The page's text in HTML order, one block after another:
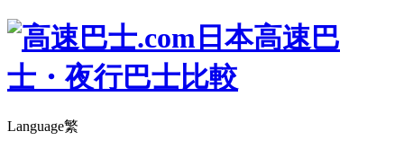
日本高速巴
士・夜行巴士比較
Language繁